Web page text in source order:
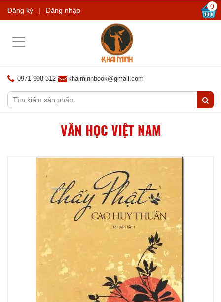
Đăng ký | Đăng nhập 0
Toggle
0971 998 312 khaiminhbook@gmail.com
VĂN HỌC VIỆT NAM